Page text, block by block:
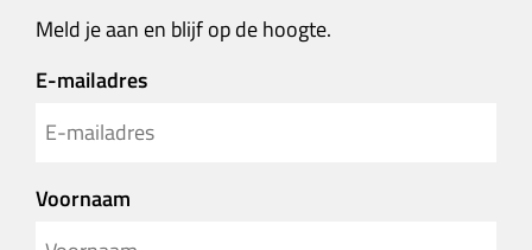
Meld je aan en blijf op de hoogte.
E-mailadres
Voornaam